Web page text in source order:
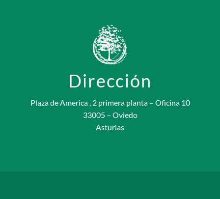
Dirección
Plaza de America , 2 primera planta – Oficina 10
33005 – Oviedo
Asturias